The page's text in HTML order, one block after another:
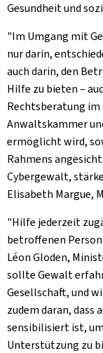
Gesundheit und
"Im Umgang mit
nur darin,
auch darin, den
Hilfe zu bieten –
Rechtsberatung im
Anwaltskammer
ermöglicht wird,
Rahmens
Cybergewalt,
Elisabeth Margue,
"Hilfe jederzeit
betroffenen
Léon Gloden,
sollte Gewalt
Gesellschaft, und
zudem daran, dass
sensibilisiert ist,
Unterstützung zu